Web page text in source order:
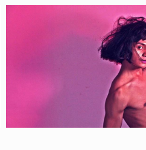
Dance
高旻辰《粉紅色》